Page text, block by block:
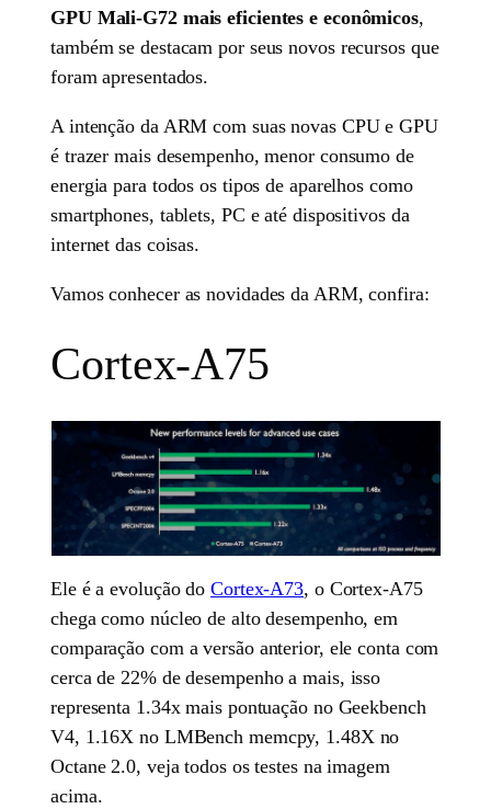
GPU Mali-G72 mais eficientes e econômicos,
também se destacam por seus novos recursos que
foram apresentados.
A intenção da ARM com suas novas CPU e GPU
é trazer mais desempenho, menor consumo de
energia para todos os tipos de aparelhos como
smartphones, tablets, PC e até dispositivos da
internet das coisas.
Vamos conhecer as novidades da ARM, confira:
Cortex-A75
Ele é a evolução doCortex-A73, o Cortex-A75
chega como núcleo de alto desempenho, em
comparação com a versão anterior, ele conta com
cerca de 22% de desempenho a mais, isso
representa 1.34x mais pontuação no Geekbench
V4, 1.16X no LMBench memcpy, 1.48X no
Octane 2.0, veja todos os testes na imagem
acima.